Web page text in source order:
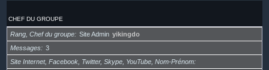
CHEF DU GROUPE
Rang, Chef du groupe Site Admin yikingdo
Messages
3
Site Internet, Facebook, Twitter, Skype, YouTube, Nom-Prénom